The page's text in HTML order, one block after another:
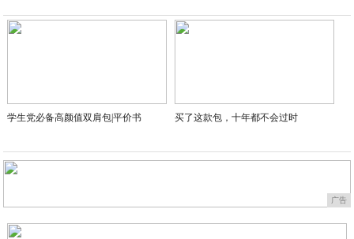
2020-09-01
学生党必备高颜值双肩包|平价书 买了这款包，十年都不会过时
广告